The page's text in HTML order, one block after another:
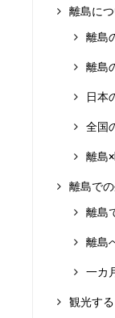
離島に
離島
離島
日本
全国
離島
離島で
離島
離島
一カ
観光する